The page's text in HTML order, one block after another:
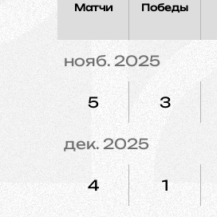
Матчи Победы
нояб. 2025
5 3
дек. 2025
4 1